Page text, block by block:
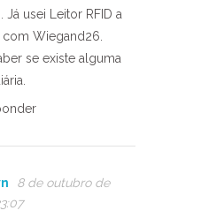
Já usei Leitor RFID a
com Wiegand26.
se existe alguma
8 de outubro de